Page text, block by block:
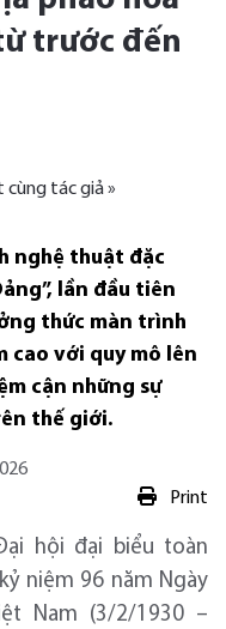
trước đến
cùng tác giả »
nghệ thuật đặc
lần đầu tiên
thức màn trình
cao với quy mô lên
cận những sự
thế giới.
Print
hội đại biểu toàn
niệm 96 năm Ngày
Nam (3/2/1930 –